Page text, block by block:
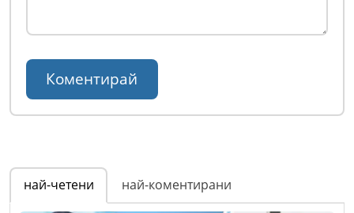
най-четени най-коментирани